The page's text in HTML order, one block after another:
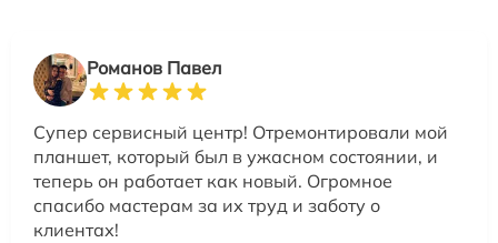
Романов Павел
Супер сервисный центр! Отремонтировали мой
планшет, который был в ужасном состоянии, и
теперь он работает как новый. Огромное
спасибо мастерам за их труд и заботу о
клиентах!